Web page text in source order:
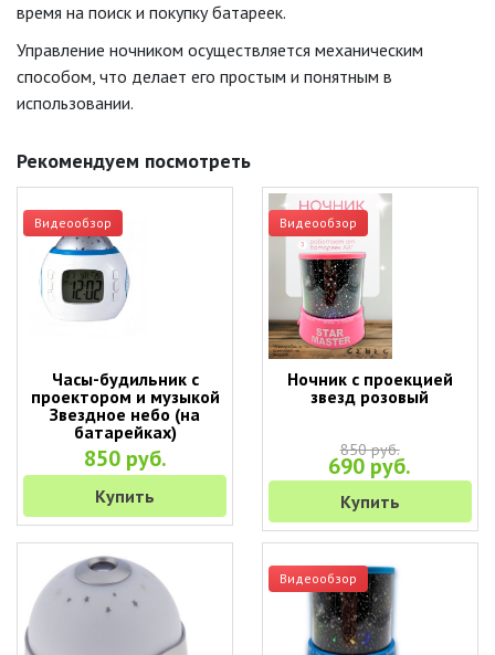
время на поиск и покупку батареек.
Управление ночником осуществляется механическим
способом, что делает его простым и понятным в
использовании.
Рекомендуем посмотреть
Видеообзор
Часы-будильник с
проектором и музыкой
Звездное небо (на
батарейках)
850 руб.
Купить
Видеообзор
Ночник с проекцией
звезд розовый
850 руб.
690 руб.
Купить
Видеообзор